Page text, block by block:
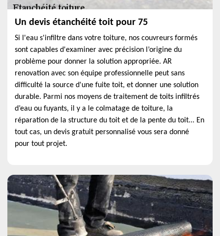
Un devis étanchéité toit pour 75
Si l'eau s'infiltre dans votre toiture, nos couvreurs formés
sont capables d'examiner avec précision l’origine du
problème pour donner la solution appropriée. AR
renovation avec son équipe professionnelle peut sans
difficulté la source d'une fuite toit, et donner une solution
durable. Parmi nos moyens de traitement de toits infiltrés
d’eau ou fuyants, il y a le colmatage de toiture, la
réparation de la structure du toit et de la pente du toit... En
tout cas, un devis gratuit personnalisé vous sera donné
pour tout projet.